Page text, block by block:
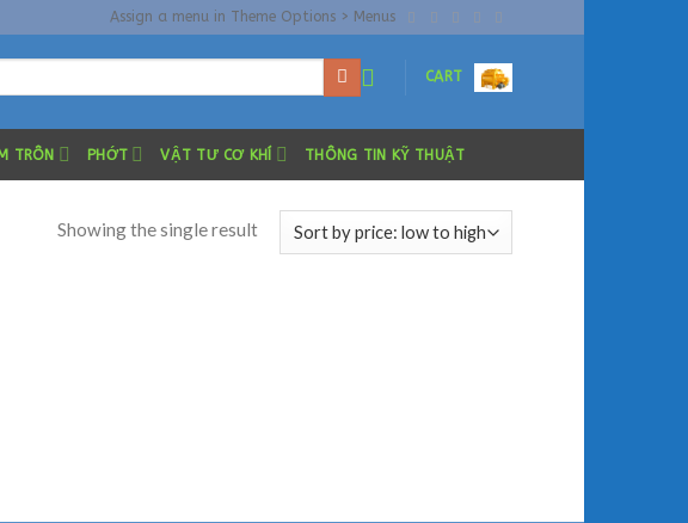
Assign a menu in Theme Options > Menus
CART
TRÔN PHỚT VẬT TƯ CƠ KHÍ THÔNG TIN KỸ THUẬT
Showing the single result